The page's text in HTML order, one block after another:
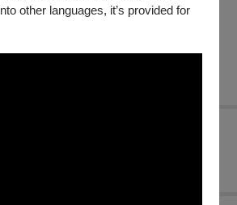
other languages, it’s provided for
陪同者(限1名)5折，二人需同時進場且
位02-2567-3679